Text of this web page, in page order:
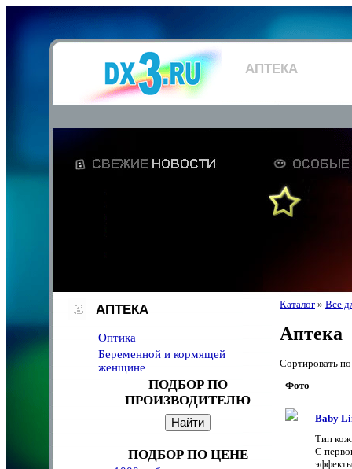
АПТЕКА
АПТЕКА
Оптика
Беременной и кормящей
женщине
ПОДБОР ПО
ПРОИЗВОДИТЕЛЮ
ПОДБОР ПО ЦЕНЕ
Каталог » Все
Аптека
Сортировать
Фото
Baby
Тип
С